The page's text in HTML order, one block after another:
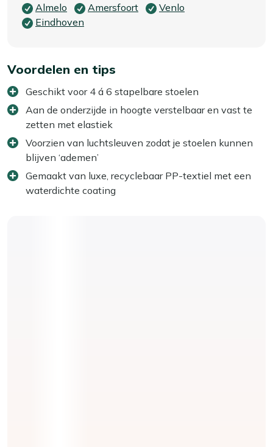
Almelo Amersfoort
Venlo
Eindhoven
Voordelen en tips
Geschikt voor 4 á 6 stapelbare stoelen
Aan de onderzijde in hoogte verstelbaar en vast te
zetten met elastiek
Voorzien van luchtsleuven zodat je stoelen kunnen
blijven ‘ademen’
Gemaakt van luxe, recyclebaar PP-textiel met een
waterdichte coating